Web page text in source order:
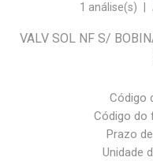
1 análise(s)
VALV SOL NF S/
Código
Código do
Prazo
Unidade